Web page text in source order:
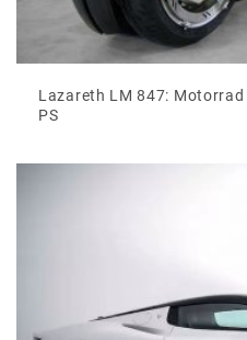
Lazareth LM 847:
PS